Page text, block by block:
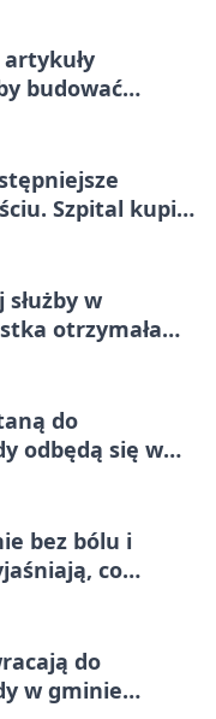
budować
Szpital kupi
w
otrzymała
do
odbędą się w
bez bólu i
co
do
w gminie